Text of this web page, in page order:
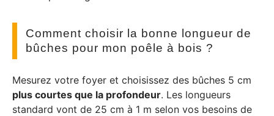
Comment choisir la bonne longueur de
bûches pour mon poêle à bois ?
Mesurez votre foyer et choisissez des bûches 5 cm
plus courtes que la profondeur. Les longueurs
standard vont de 25 cm à 1 m selon vos besoins de